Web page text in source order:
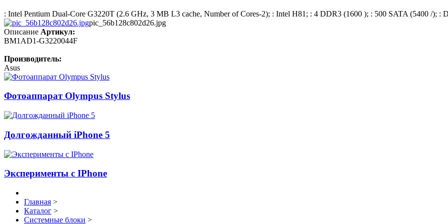
: Intel Pentium Dual-Core G3220T (2.6 GHz, 3 MB L3 cache, Number of Cores-2); : Intel H81; : 4 DDR3 (1600 ); : 500 SATA (5400 /); :
pic_56b128c802d26.jpg
Описание Артикул:
BM1AD1-G3220044F
Производитель:
Asus
Фотоаппарат Olympus Stylus
Долгожданный iPhone 5
Эксперименты с IPhone
Главная >
Каталог >
Системные блоки >